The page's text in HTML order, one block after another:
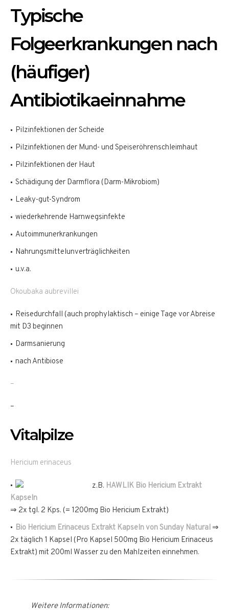
Typische
Folgeerkrankungen nach
(häufiger)
Antibiotikaeinnahme
Pilzinfektionen der Scheide
Pilzinfektionen der Mund- und Speiseröhrenschleimhaut
Pilzinfektionen der Haut
Schädigung der Darmflora (Darm-Mikrobiom)
Leaky-gut-Syndrom
wiederkehrende Harnwegsinfekte
Autoimmunerkrankungen
Nahrungsmittelunverträglichkeiten
u.v.a.
Okoubaka aubrevillei
Reisedurchfall (auch prophylaktisch – einige Tage vor Abreise
mit D3 beginnen
Darmsanierung
nach Antibiose
–
–
Vitalpilze
Hericium erinaceus
z.B. HAWLIK Bio Hericium Extrakt
Kapseln
⇒ 2x tgl. 2 Kps. (= 1200mg Bio Hericium Extrakt)
Bio Hericium Erinaceus Extrakt Kapseln von Sunday Natural⇒
2x täglich 1 Kapsel (Pro Kapsel 500mg Bio Hericium Erinaceus
Extrakt) mit 200ml Wasser zu den Mahlzeiten einnehmen.
Weitere Informationen: